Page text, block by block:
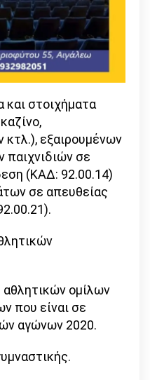
και στοιχήματα
εξαιρουμένων
σε
(ΚΑΔ: 92.00.14)
σε απευθείας
ομίλων
που είναι σε
αγώνων 2020.